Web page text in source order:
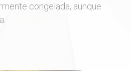
congelada, aunque